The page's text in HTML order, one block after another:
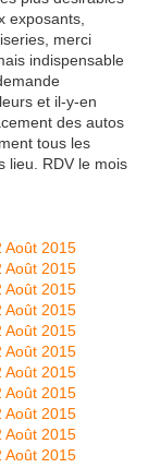
exposants,
merci
indispensable
et il-y-en
des autos
tous les
lieu. RDV le mois